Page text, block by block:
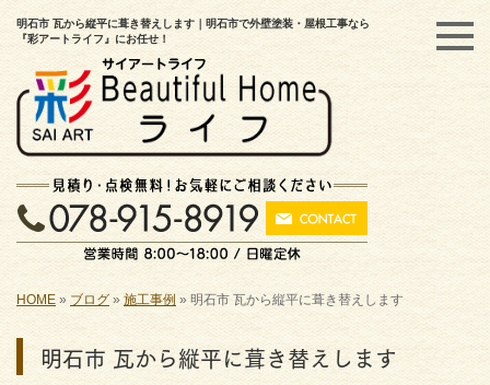
明石市 瓦から縦平に葺き替えします｜明石市で外壁塗装・屋根工事なら
『彩アートライフ』にお任せ！
HOME » ブログ » 施工事例 »明石市 瓦から縦平に葺き替えします
明石市 瓦から縦平に葺き替えします